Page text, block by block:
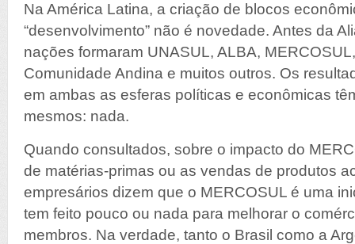
Na América Latina, a criação de blocos
“desenvolvimento” não é novedade. Antes da
nações formaram UNASUL, ALBA,
Comunidade Andina e muitos outros. Os
em ambas as esferas políticas e econômicas
mesmos: nada.
Quando consultados, sobre o impacto do
de matérias-primas ou as vendas de produtos
empresários dizem que o MERCOSUL é uma
tem feito pouco ou nada para melhorar o
membros. Na verdade, tanto o Brasil como a